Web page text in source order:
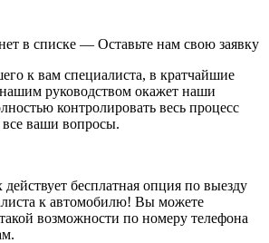
в списке — Оставьте нам свою заявку
к вам специалиста, в кратчайшие
руководством окажет наши
контролировать весь процесс
ваши вопросы.
бесплатная опция по выезду
к автомобилю! Вы можете
возможности по номеру телефона